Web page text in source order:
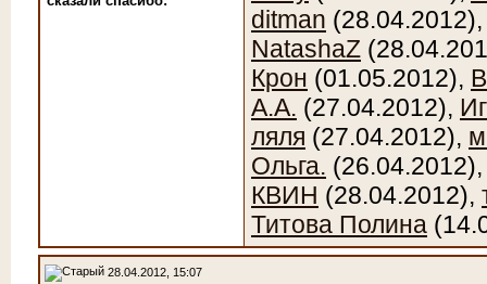
ditman
NatashaZ
Крон (01.05.2012),
А.А. (27.04.2012),
ляля (27.04.2012),
Ольга.
КВИН (28.04.2012),
Титова Полина
28.04.2012, 15:07